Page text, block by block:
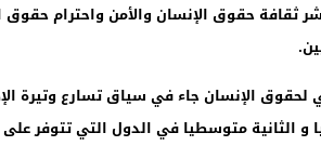
ثقافة حقوق الإنسان والأمن واحترام
الإنسان جاء في سياق تسارع وتيرة
و الثانية متوسطيا في الدول التي تتوفر